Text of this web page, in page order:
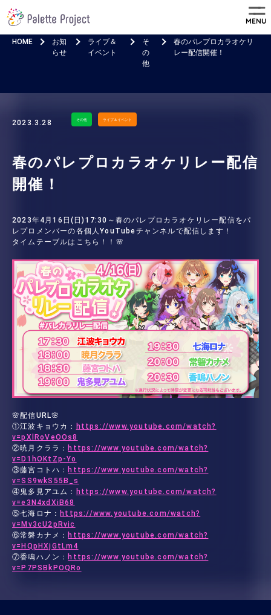
MENU
HOME
お知
らせ
ライブ＆
イベント
そ
の
他
春のパレプロカラオケリ
レー配信開催！
2023.3.28 その他 ライブ＆イベント
春のパレプロカラオケリレー配信
開催！
2023年4月16日(日)17:30～春のパレプロカラオケリレー配信をパ
レプロメンバーの各個人YouTubeチャンネルで配信します！
タイムテーブルはこちら！！🌸
🌸配信URL🌸
①江波キョウカ：
https://www.youtube.com/watch?
v=pXlRoVeOOs8
②暁月クララ： https://www.youtube.com/watch?
v=D1hOKtZp-Yo
③藤宮コトハ： https://www.youtube.com/watch?
v=SS9wkS55B_s
④鬼多見アユム：
https://www.youtube.com/watch?
v=e3N4xdXiB68
⑤七海ロナ： https://www.youtube.com/watch?
v=Mv3cU2pRvic
⑥常磐カナメ： https://www.youtube.com/watch?
v=HQpHXjGtLm4
⑦香鳴ハノン： https://www.youtube.com/watch?
v=P7PSBkPOQRo